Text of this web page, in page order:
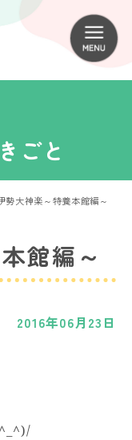
ごと
勢大神楽～特養本館編～
館編～
2016年06月23日